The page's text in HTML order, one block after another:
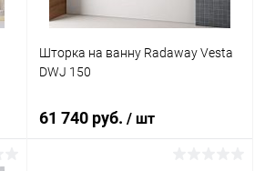
Шторка на ванну Radaway Vesta
DWJ 150
61 740 руб./ шт